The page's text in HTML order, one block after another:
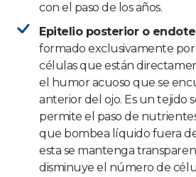
con el paso de los años.
Epitelio posterior o
formado exclusivamente
células que están
el humor acuoso que se
anterior del ojo. Es un tejido
permite el paso de
que bombea líquido fuera
esta se mantenga
disminuye el número de